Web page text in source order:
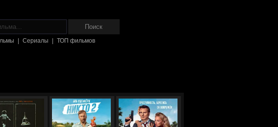
Сериалы ТОП фильмов